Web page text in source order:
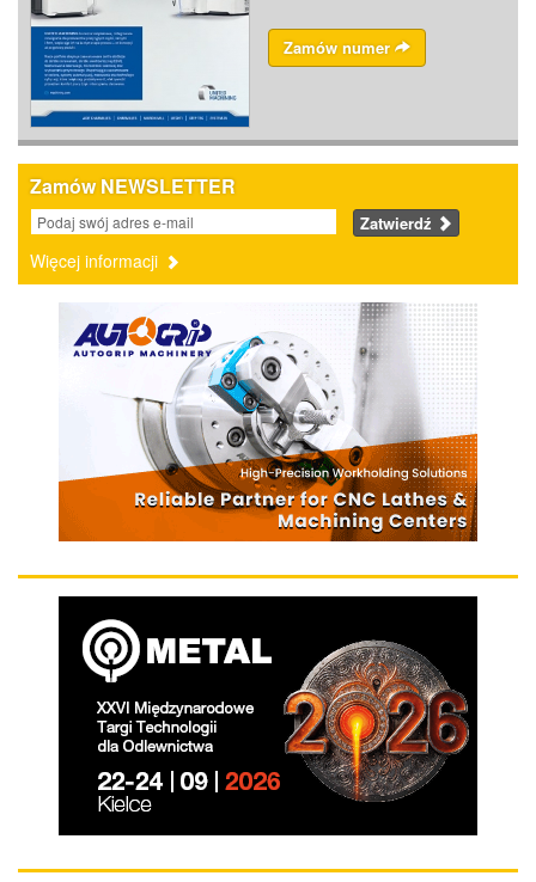
Zamów numer
Zamów NEWSLETTER
Zatwierdź
Więcej informacji